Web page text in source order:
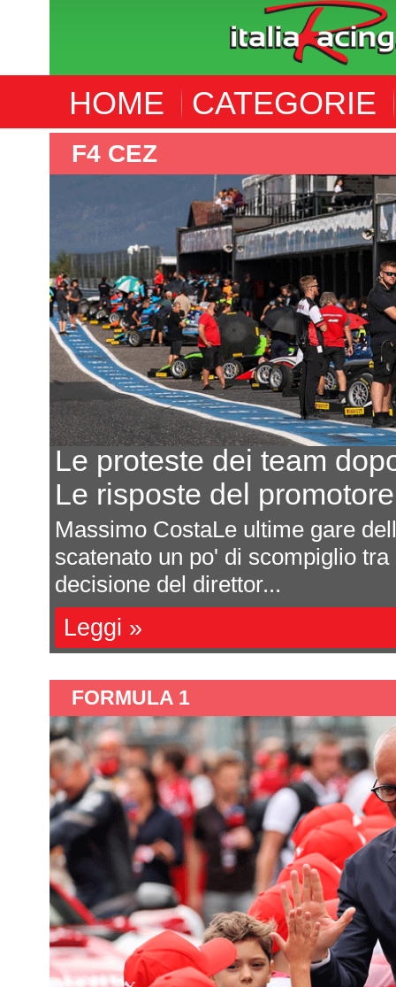
HOME CATEGORIE
ALTRE
Eurocup-5, il progetto
8 team, 5 eventi,
In seguito all'annuncio della
Federazione Reale Spagnola
campionato ha c...
Leggi »
FORMULA 1